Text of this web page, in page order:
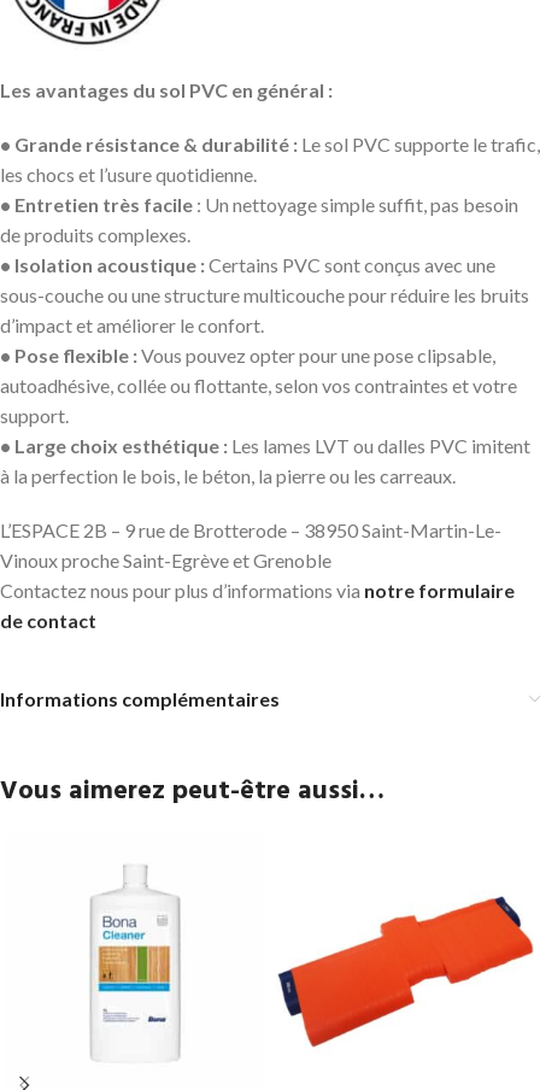
Les avantages du sol PVC en général :
• Grande résistance & durabilité : Le sol PVC supporte le trafic,
les chocs et l’usure quotidienne.
• Entretien très facile : Un nettoyage simple suffit, pas besoin
de produits complexes.
• Isolation acoustique :Certains PVC sont conçus avec une
sous-couche ou une structure multicouche pour réduire les bruits
d’impact et améliorer le confort.
• Pose flexible :Vous pouvez opter pour une pose clipsable,
autoadhésive, collée ou flottante, selon vos contraintes et votre
support.
• Large choix esthétique : Les lames LVT ou dalles PVC imitent
à la perfection le bois, le béton, la pierre ou les carreaux.
L’ESPACE 2B – 9 rue de Brotterode – 38950 Saint-Martin-Le-
Vinoux proche Saint-Egrève et Grenoble
Contactez nous pour plus d’informations via notre formulaire
de contact
Informations complémentaires
Vous aimerez peut-être aussi…